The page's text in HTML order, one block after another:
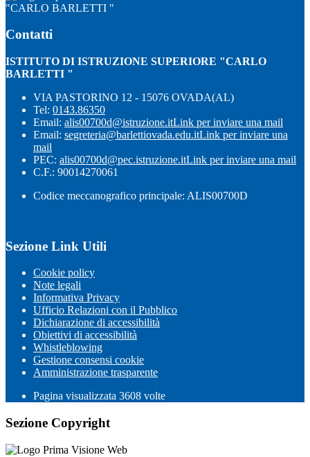
"CARLO BARLETTI "
Contatti
ISTITUTO DI ISTRUZIONE SUPERIORE "CARLO
BARLETTI "
VIA PASTORINO 12 - 15076 OVADA(AL)
Tel: 0143.86350
Email: alis00700d@istruzione.itLink per inviare una mail
Email: segreteria@barlettiovada.edu.itLink per inviare una
mail
PEC: alis00700d@pec.istruzione.itLink per inviare una mail
C.F.: 90014270061
Codice meccanografico principale: ALIS00700D
Sezione Link Utili
Cookie policy
Note legali
Informativa Privacy
Ufficio Relazioni con il Pubblico
Dichiarazione di accessibilità
Obiettivi di accessibilità
Whistleblowing
Gestione consensi cookie
Amministrazione trasparente
Pagina visualizzata 3608 volte
Sezione Copyright